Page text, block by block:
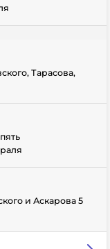
Тарасова,
и Аскарова 5